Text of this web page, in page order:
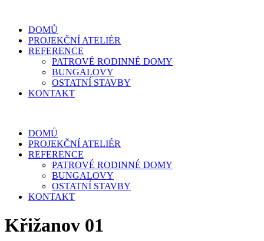
DOMŮ
PROJEKČNÍ ATELIÉR
REFERENCE
PATROVÉ RODINNÉ DOMY
BUNGALOVY
OSTATNÍ STAVBY
KONTAKT
DOMŮ
PROJEKČNÍ ATELIÉR
REFERENCE
PATROVÉ RODINNÉ DOMY
BUNGALOVY
OSTATNÍ STAVBY
KONTAKT
Křižanov 01